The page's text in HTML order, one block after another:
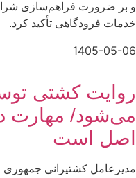
و بر ضرورت فراهم‌سازی
خدمات فرودگاهی تأکید کرد.
1405-05-06
روایت کشتی
می‌شود/ مهارت
اصل است
مدیرعامل کشتیرانی جمهوری